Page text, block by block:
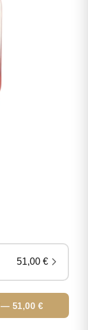
51,00€
— 51,00 €